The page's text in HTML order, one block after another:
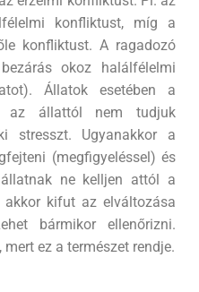
konfliktust, míg a
konfliktust. A ragadozó
okoz halálfélelmi
Állatok esetében a
az állattól nem tudjuk
stresszt. Ugyanakkor a
(megfigyeléssel) és
ne kelljen attól a
akkor kifut az elváltozása
bármikor ellenőrizni.
ez a természet rendje.